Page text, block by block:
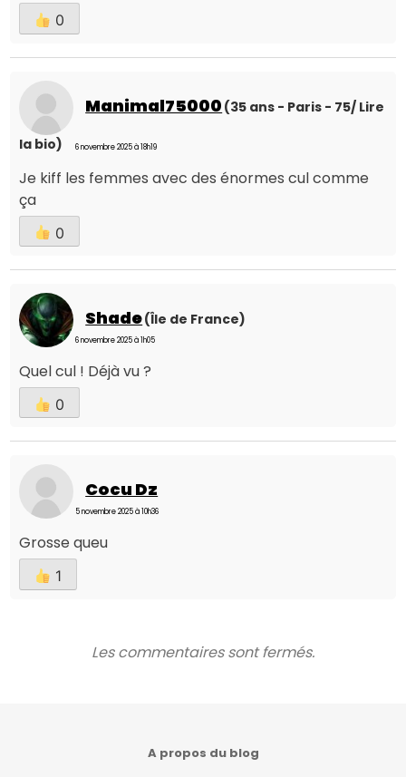
0
Manimal75000 (35 ans - Paris - 75/ Lire
la bio) 6 novembre 2025 à 18h19
Je kiff les femmes avec des énormes cul comme
ça
0
Shade(Île de France)
6 novembre 2025 à 1h05
Quel cul ! Déjà vu ?
0
Cocu Dz
5 novembre 2025 à 10h36
Grosse queu
1
Les commentaires sont fermés.
A propos du blog